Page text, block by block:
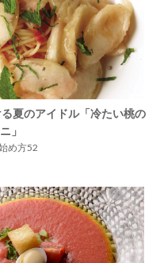
夏のアイドル「冷たい桃の
」
め方52